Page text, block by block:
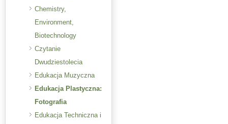
Chemistry,
Environment,
Biotechnology
Czytanie
Dwudziestolecia
Edukacja Muzyczna
Edukacja Plastyczna:
Fotografia
Edukacja Techniczna i